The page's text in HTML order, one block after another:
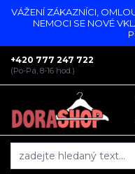
VÁŽENÍ ZÁKAZNÍCI,
NEMOCI SE NOVÉ
+420 777 247 722
(Po-Pá, 8-16 hod.)